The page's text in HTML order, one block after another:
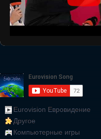
Eurovision Евровидение
Другое
Компьютерные игры